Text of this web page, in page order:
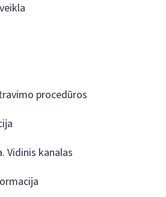
procedūros
Vidinis kanalas